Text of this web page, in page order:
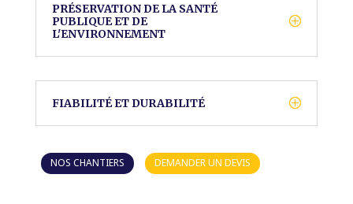
PRÉSERVATION DE LA SANTÉ
PUBLIQUE ET DE
L'ENVIRONNEMENT
FIABILITÉ ET DURABILITÉ
NOS CHANTIERS DEMANDER UN DEVIS